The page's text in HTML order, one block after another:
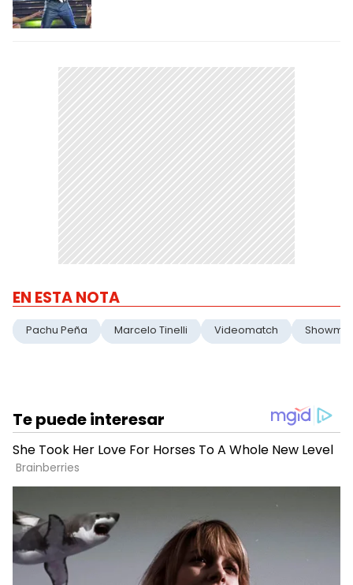
EN ESTA NOTA
Pachu Peña Marcelo Tinelli Videomatch